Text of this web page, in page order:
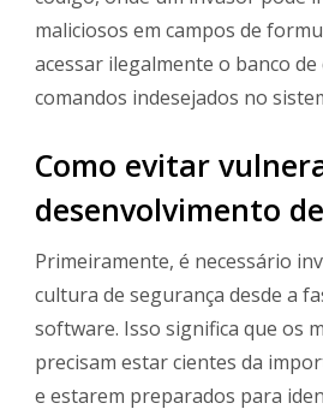
maliciosos em campos de
acessar ilegalmente o banco
comandos indesejados no
Como evitar
desenvolvimento
Primeiramente, é necessário
cultura de segurança desde a
software. Isso significa que os
precisam estar cientes da
e estarem preparados para